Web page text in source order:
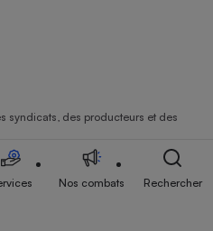
syndicats, des producteurs et des
Nos combats Rechercher